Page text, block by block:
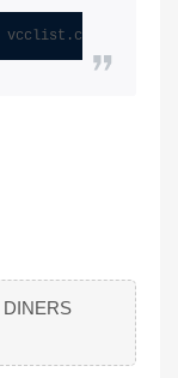
vcclist.com
DINERS